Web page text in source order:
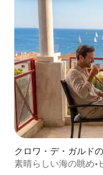
クロワ・デ・ガルド
素晴らしい海の眺め•